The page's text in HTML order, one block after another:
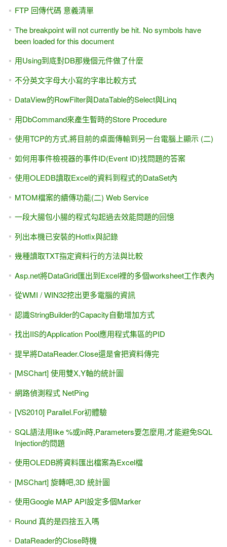
FTP 回傳代碼 意義清單
The breakpoint will not currently be hit. No symbols have
been loaded for this document
用Using到底對DB那幾個元件做了什麼
不分英文字母大小寫的字串比較方式
DataView的RowFilter與DataTable的Select與Linq
用DbCommand來產生暫時的Store Procedure
使用TCP的方式,將目前的桌面傳輸到另一台電腦上顯示 (二)
如何用事件檢視器的事件ID(Event ID)找問題的答案
使用OLEDB讀取Excel的資料到程式的DataSet內
MTOM檔案的續傳功能(二) Web Service
一段大腸包小腸的程式勾起過去效能問題的回憶
列出本機已安裝的Hotfix與記錄
幾種讀取TXT指定資料行的方法與比較
Asp.net將DataGrid匯出到Excel裡的多個worksheet工作表內
從WMI / WIN32挖出更多電腦的資訊
認識StringBuilder的Capacity自動增加方式
找出IIS的Application Pool應用程式集區的PID
提早將DataReader.Close還是會把資料傳完
[MSChart] 使用雙X,Y軸的統計圖
網路偵測程式 NetPing
[VS2010] Parallel.For初體驗
SQL語法用like %或in時,Parameters要怎麼用,才能避免SQL
Injection的問題
使用OLEDB將資料匯出檔案為Excel檔
[MSChart] 旋轉吧,3D 統計圖
使用Google MAP API設定多個Marker
Round 真的是四捨五入嗎
DataReader的Close時機